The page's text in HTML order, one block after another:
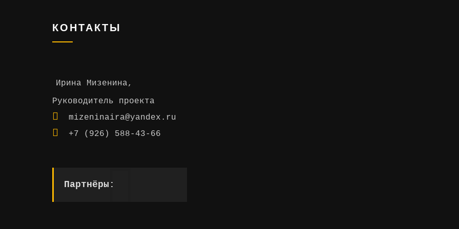
КОНТАКТЫ
Ирина Мизенина,
Руководитель проекта
mizeninaira@yandex.ru
+7 (926) 588-43-66
Партнёры: